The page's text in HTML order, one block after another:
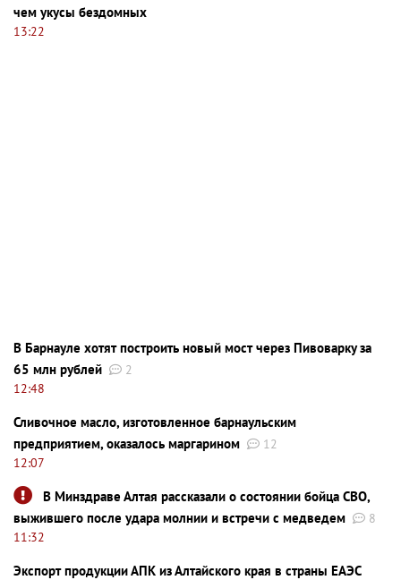
чем укусы бездомных
13:22
В Барнауле хотят построить новый мост через Пивоварку за
65 млн рублей
2
12:48
Сливочное масло, изготовленное барнаульским
предприятием, оказалось маргарином
12
12:07
В Минздраве Алтая рассказали о состоянии бойца СВО,
выжившего после удара молнии и встречи с медведем
8
11:32
Экспорт продукции АПК из Алтайского края в страны ЕАЭС